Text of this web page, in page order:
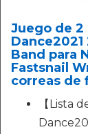
Juego de 2
Band para
Fastsnail
correas de
【Lista